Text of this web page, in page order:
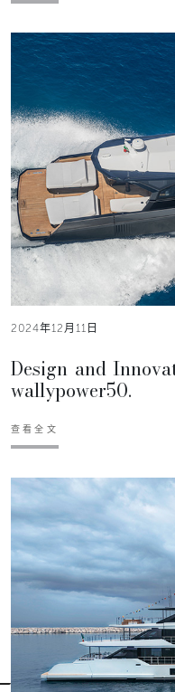
2024年12月11日
Design and
wallypower50.
查看全文